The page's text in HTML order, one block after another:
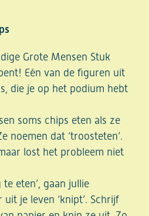
Grote Mensen Stuk
Eén van de figuren uit
die je op het podium hebt
soms chips eten als ze
noemen dat ‘troosteten’.
lost het probleem niet
eten’, gaan jullie
je leven ‘knipt’. Schrijf